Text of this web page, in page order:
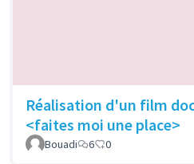
Réalisation d'un film
<faites moi une place>
Bouadi 6 0